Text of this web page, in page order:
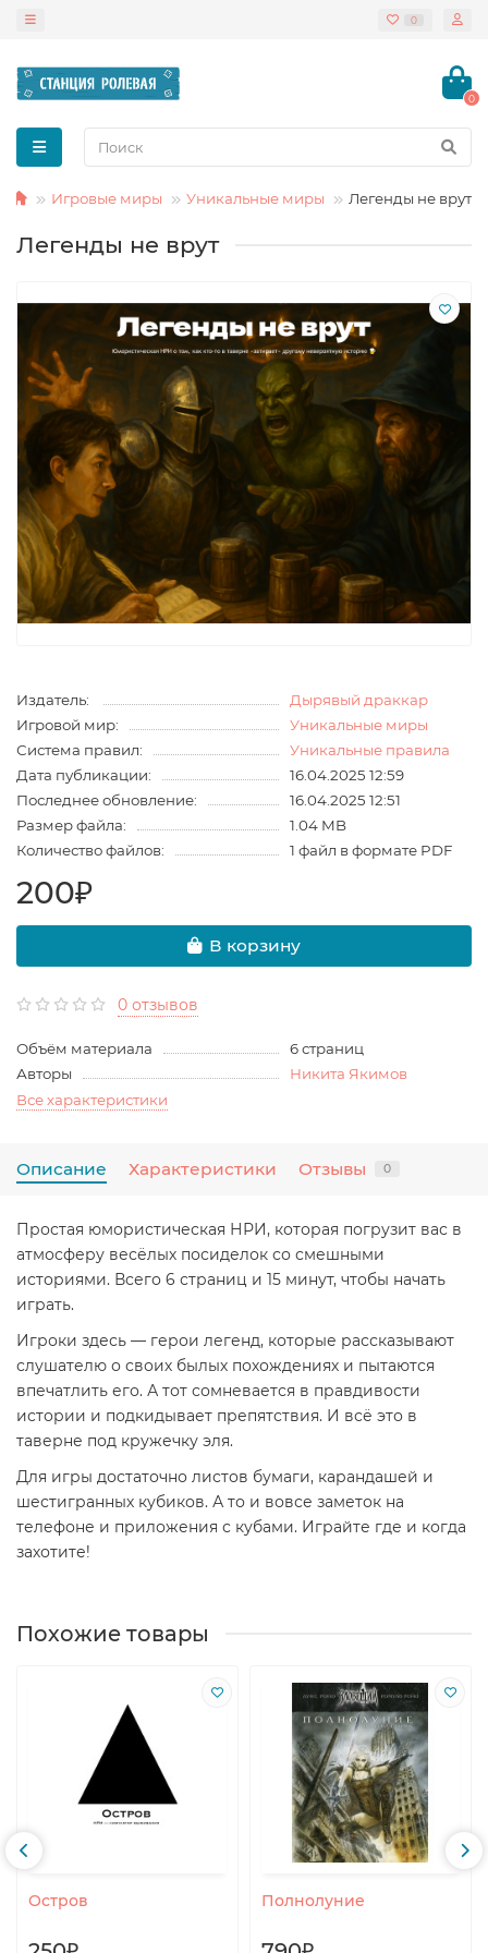
0
0
Игровые миры Уникальные миры Легенды не врут
Легенды не врут
Издатель:
Дырявый драккар
Игровой мир:
Уникальные миры
Система правил:
Уникальные правила
Дата публикации:
16.04.2025 12:59
Последнее обновление:
16.04.2025 12:51
Размер файла:
1.04 MB
Количество файлов:
1 файл в формате PDF
200₽
В корзину
0 отзывов
Объём материала
6 страниц
Авторы
Никита Якимов
Все характеристики
Описание Характеристики Отзывы 0
Простая юмористическая НРИ, которая погрузит вас в
атмосферу весёлых посиделок со смешными
историями. Всего 6 страниц и 15 минут, чтобы начать
играть.
Игроки здесь — герои легенд, которые рассказывают
слушателю о своих былых похождениях и пытаются
впечатлить его. А тот сомневается в правдивости
истории и подкидывает препятствия. И всё это в
таверне под кружечку эля.
Для игры достаточно листов бумаги, карандашей и
шестигранных кубиков. А то и вовсе заметок на
телефоне и приложения с кубами. Играйте где и когда
захотите!
Похожие товары
Остров Полнолуние